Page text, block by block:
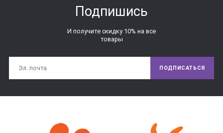
Подпишись
И получите скидку 10% на все
товары
ПОДПИСАТЬСЯ